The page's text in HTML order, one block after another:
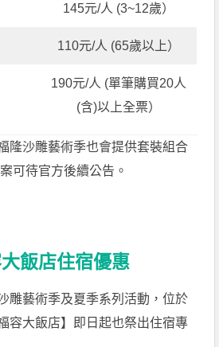
145元/人 (3~12歲）
110元/人 (65歲以上）
190元/人 (單筆購買20人
(含)以上全票）
隆沙雕藝術季也會提供套裝組合
可待官方後續公告。
飯店住宿優惠
雕藝術季及夏季系列活動，位於
容大飯店】即日起也祭出住宿專